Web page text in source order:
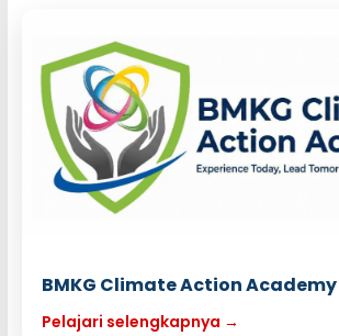
BMKG Climate Action Academy
Pelajari selengkapnya →